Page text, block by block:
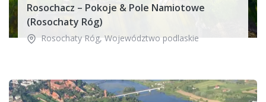
Rosochacz – Pokoje & Pole Namiotowe
(Rosochaty Róg)
Rosochaty Róg, Województwo podlaskie